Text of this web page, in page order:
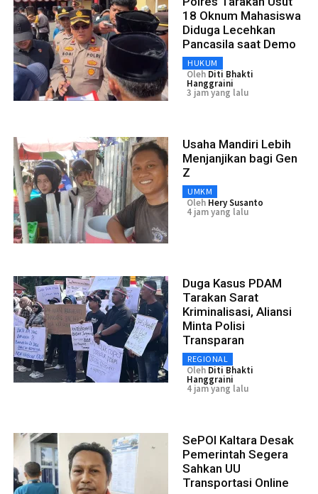
18 Oknum Mahasiswa
Diduga Lecehkan
Pancasila saat Demo
HUKUM
Oleh Diti Bhakti
Hanggraini
3 jam yang lalu
Usaha Mandiri Lebih
Menjanjikan bagi Gen
Z
UMKM
Oleh Hery Susanto
4 jam yang lalu
Duga Kasus PDAM
Tarakan Sarat
Kriminalisasi, Aliansi
Minta Polisi
Transparan
REGIONAL
Oleh Diti Bhakti
Hanggraini
4 jam yang lalu
SePOI Kaltara Desak
Pemerintah Segera
Sahkan UU
Transportasi Online